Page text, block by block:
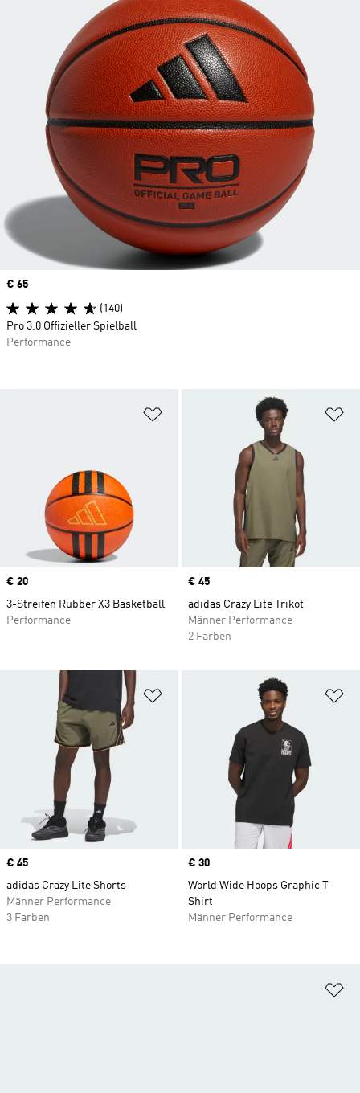
Zur Wunschliste hinzufügen
Price
€ 20
3-Streifen Rubber X3 Basketball
Performance
Price
€ 45
adidas Crazy Lite Trikot
Männer Performance
2 Farben
Zur Wunschliste hinzufügen
Price
€ 45
adidas Crazy Lite Shorts
Männer Performance
3 Farben
Price
€ 30
World Wide Hoops Graphic T-
Shirt
Männer Performance
Price
€ 65
(140)
Pro 3.0 Offizieller Spielball
Performance